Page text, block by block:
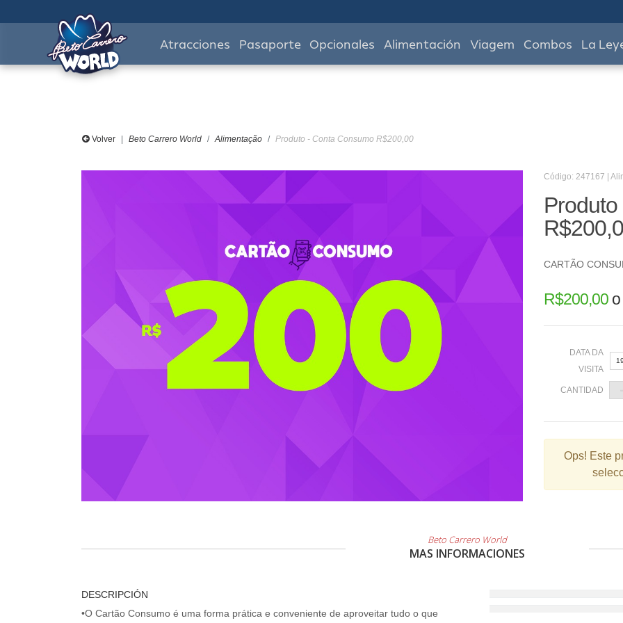
Atracciones Pasaporte Opcionales Alimentación Viagem Combos La
Volver Beto Carrero World Alimentação Produto - Conta Consumo R$200,00
Código: 247167 |
CARTÃO
R$200,00o
DATA DA
VISITA
2
9
CANTIDAD
Ops! Este
Beto Carrero World
MAS INFORMACIONES
DESCRIPCIÓN
•O Cartão Consumo é uma forma prática e conveniente de aproveitar tudo o que